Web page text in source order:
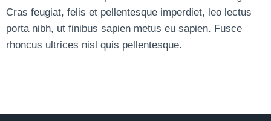
Cras feugiat, felis et pellentesque imperdiet, leo lectus
porta nibh, ut finibus sapien metus eu sapien. Fusce
rhoncus ultrices nisl quis pellentesque.